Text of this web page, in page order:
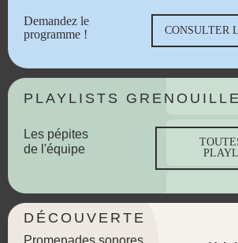
Demandez le
programme !
CONSULTER
PLAYLISTS GRENOUILLE
Les pépites
de l'équipe
DÉCOUVERTE
Promenades sonores